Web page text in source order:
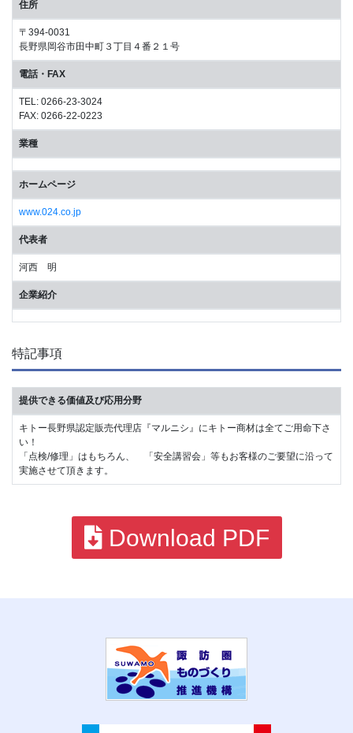
住所
〒394-0031
長野県岡谷市田中町３丁目４番２１号
電話・FAX
TEL: 0266-23-3024
FAX: 0266-22-0223
業種
ホームページ
www.024.co.jp
代表者
河西 明
企業紹介
特記事項
提供できる価値及び応用分野
キトー長野県認定販売代理店『マルニシ』にキトー商材は全てご用命下さ
い！
「点検/修理」はもちろん、 「安全講習会」等もお客様のご要望に沿って
実施させて頂きます。
Download PDF